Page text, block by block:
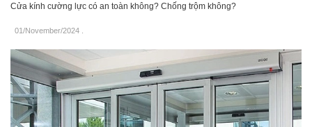
Cửa kính cường lực có an toàn không? Chống trộm không?
01/November/2024